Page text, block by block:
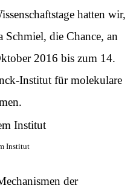
hatten wir,
die Chance, an
2016 bis zum 14.
Institut für molekulare
Institut
der